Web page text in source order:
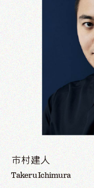
市村建人
Takeru Ichimura